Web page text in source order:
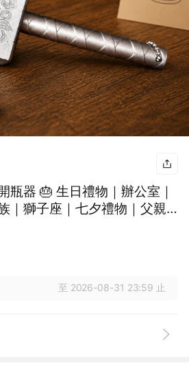
瓶器 🎂 生日禮物｜辦公室｜
｜獅子座｜七夕禮物｜父親
至 2026-08-31 23:59 止